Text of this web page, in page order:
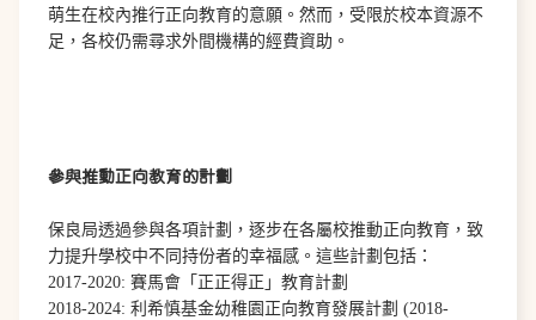
萌生在校內推行正向教育的意願。然而，受限於校本資源不
足，各校仍需尋求外間機構的經費資助。
參與推動正向教育的計劃
保良局透過參與各項計劃，逐步在各屬校推動正向教育，致
力提升學校中不同持份者的幸福感。這些計劃包括：
2017-2020: 賽馬會「正正得正」教育計劃
2018-2024:利希慎基金幼稚園正向教育發展計劃 (2018-